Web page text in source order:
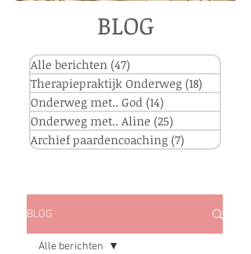
BLOG
Alle berichten (47)
Therapiepraktijk Onderweg (18)
Onderweg met.. God (14)
Onderweg met.. Aline (25)
Archief paardencoaching (7) 7 posts
BLOG
Alle berichten